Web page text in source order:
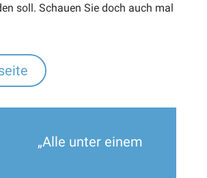
soll. Schauen Sie doch auch mal
unter einem